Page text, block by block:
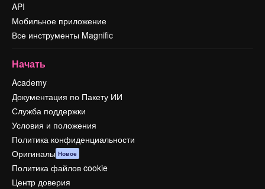
API
Мобильное приложение
Все инструменты Magnific
Начать
Academy
Документация по Пакету ИИ
Служба поддержки
Условия и положения
Политика конфиденциальности
Оригиналы Новое
Политика файлов cookie
Центр доверия